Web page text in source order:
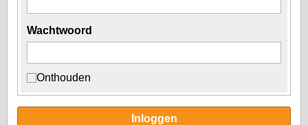
Wachtwoord
Onthouden
Inloggen